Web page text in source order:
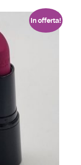
In offerta!